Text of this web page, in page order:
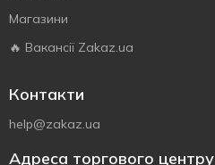
Магазини
🔥 Вакансії Zakaz.ua
Контакти
help@zakaz.ua
Адреса торгового центру